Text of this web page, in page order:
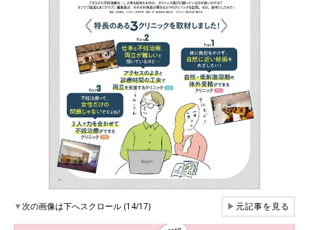
▼次の画像は下へスクロール (14/17) ▶元記事を見る